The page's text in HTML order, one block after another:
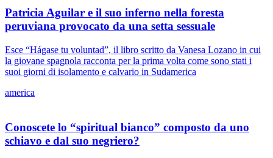
Patricia Aguilar e il suo inferno nella foresta
peruviana provocato da una setta sessuale
Esce “Hágase tu voluntad”, il libro scritto da Vanesa Lozano in cui
la giovane spagnola racconta per la prima volta come sono stati i
suoi giorni di isolamento e calvario in Sudamerica
america
Conoscete lo “spiritual bianco” composto da uno
schiavo e dal suo negriero?